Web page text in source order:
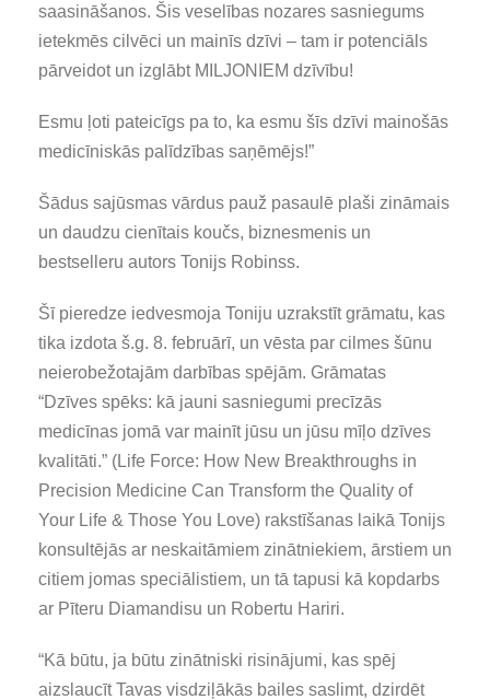
saasināšanos. Šis veselības nozares sasniegums
ietekmēs cilvēci un mainīs dzīvi – tam ir potenciāls
pārveidot un izglābt MILJONIEM dzīvību!
Esmu ļoti pateicīgs pa to, ka esmu šīs dzīvi mainošās
medicīniskās palīdzības saņēmējs!”
Šādus sajūsmas vārdus pauž pasaulē plaši zināmais
un daudzu cienītais koučs, biznesmenis un
bestselleru autors Tonijs Robinss.
Šī pieredze iedvesmoja Toniju uzrakstīt grāmatu, kas
tika izdota š.g. 8. februārī, un vēsta par cilmes šūnu
neierobežotajām darbības spējām. Grāmatas
“Dzīves spēks: kā jauni sasniegumi precīzās
medicīnas jomā var mainīt jūsu un jūsu mīļo dzīves
kvalitāti.” (Life Force: How New Breakthroughs in
Precision Medicine Can Transform the Quality of
Your Life & Those You Love) rakstīšanas laikā Tonijs
konsultējās ar neskaitāmiem zinātniekiem, ārstiem un
citiem jomas speciālistiem, un tā tapusi kā kopdarbs
ar Pīteru Diamandisu un Robertu Hariri.
“Kā būtu, ja būtu zinātniski risinājumi, kas spēj
aizslaucīt Tavas visdziļākās bailes saslimt, dzirdēt